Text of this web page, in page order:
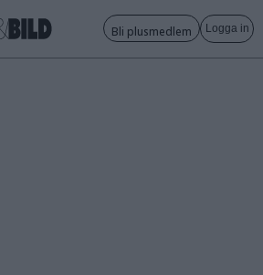
Bli plusmedlem Logga in